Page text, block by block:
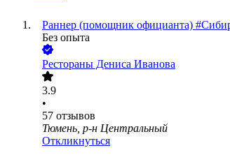
Раннер (помощник официанта)
Без опыта
Рестораны Дениса Иванова
3.9
•
57 отзывов
Тюмень, р-н Центральный
Откликнуться